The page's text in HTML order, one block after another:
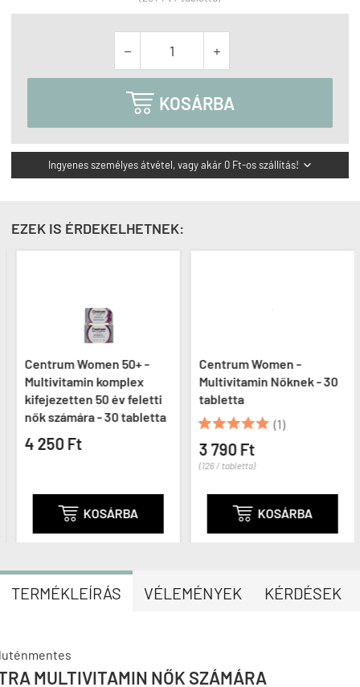
 
 KOSÁRBA
Ingyenes személyes átvétel, vagy akár 0 Ft-os szállítás! 
EZEK IS ÉRDEKELHETNEK:
Centrum Women 50+ -
Multivitamin komplex
kifejezetten 50 év feletti
nők számára - 30 tabletta
4 250 Ft
 KOSÁRBA
Centrum Women -
Multivitamin Nőknek - 30
tabletta
(1)
3 790 Ft
(126 / tabletta)
 KOSÁRBA
TERMÉKLEÍRÁS VÉLEMÉNYEK KÉRDÉSEK
MULTIVITAMIN NŐK SZÁMÁRA